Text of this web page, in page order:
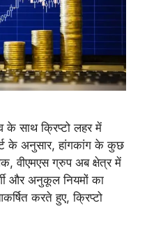
साथ क्रिप्टो लहर में
के अनुसार, हांगकांग के कुछ
वीएमएस ग्रुप अब क्षेत्र में
और अनुकूल नियमों का
करते हुए, क्रिप्टो